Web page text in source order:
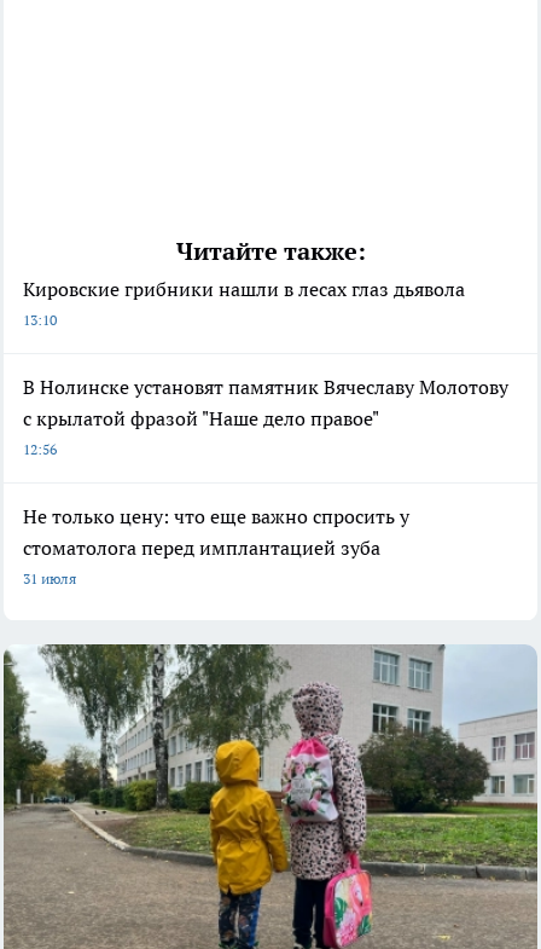
Читайте также:
Кировские грибники нашли в лесах глаз дьявола
13:10
В Нолинске установят памятник Вячеславу Молотову
с крылатой фразой "Наше дело правое"
12:56
Не только цену: что еще важно спросить у
стоматолога перед имплантацией зуба
31 июля